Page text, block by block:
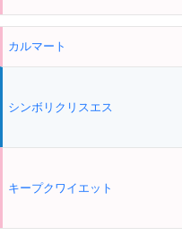
カルマート
シンボリクリスエス
キープクワイエット